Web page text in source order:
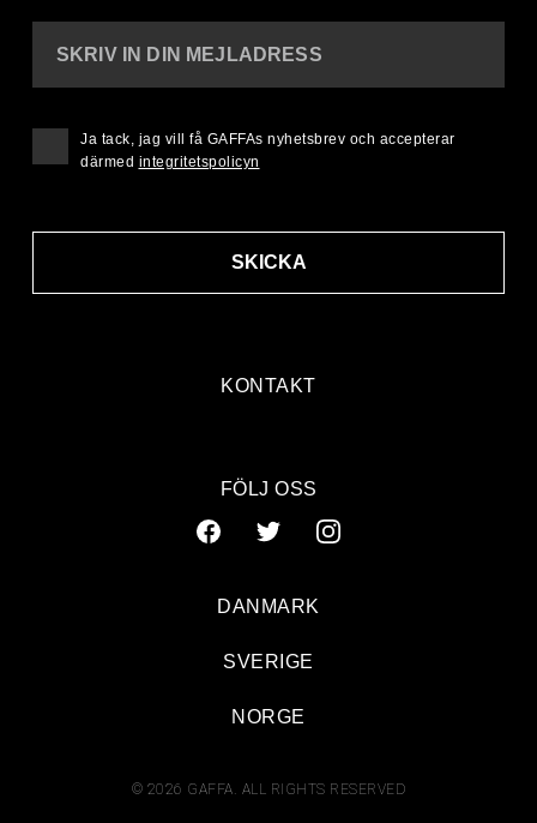
KONTAKT
SKRIV IN DIN MEJLADRESS
SKICKA
Ja tack, jag vill få GAFFAs nyhetsbrev och accepterar
därmed integritetspolicyn
FÖLJ OSS
© 2026 GAFFA. ALL RIGHTS RESERVED
DANMARK
SVERIGE
NORGE